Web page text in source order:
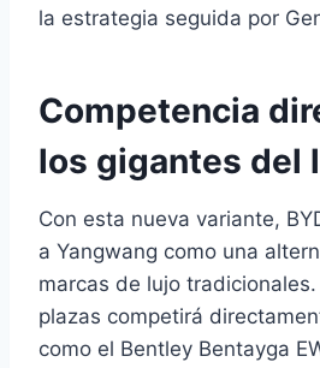
la estrategia seguida por
Competencia
los gigantes del
Con esta nueva variante,
a Yangwang como una
marcas de lujo
plazas competirá
como el Bentley Bentayga